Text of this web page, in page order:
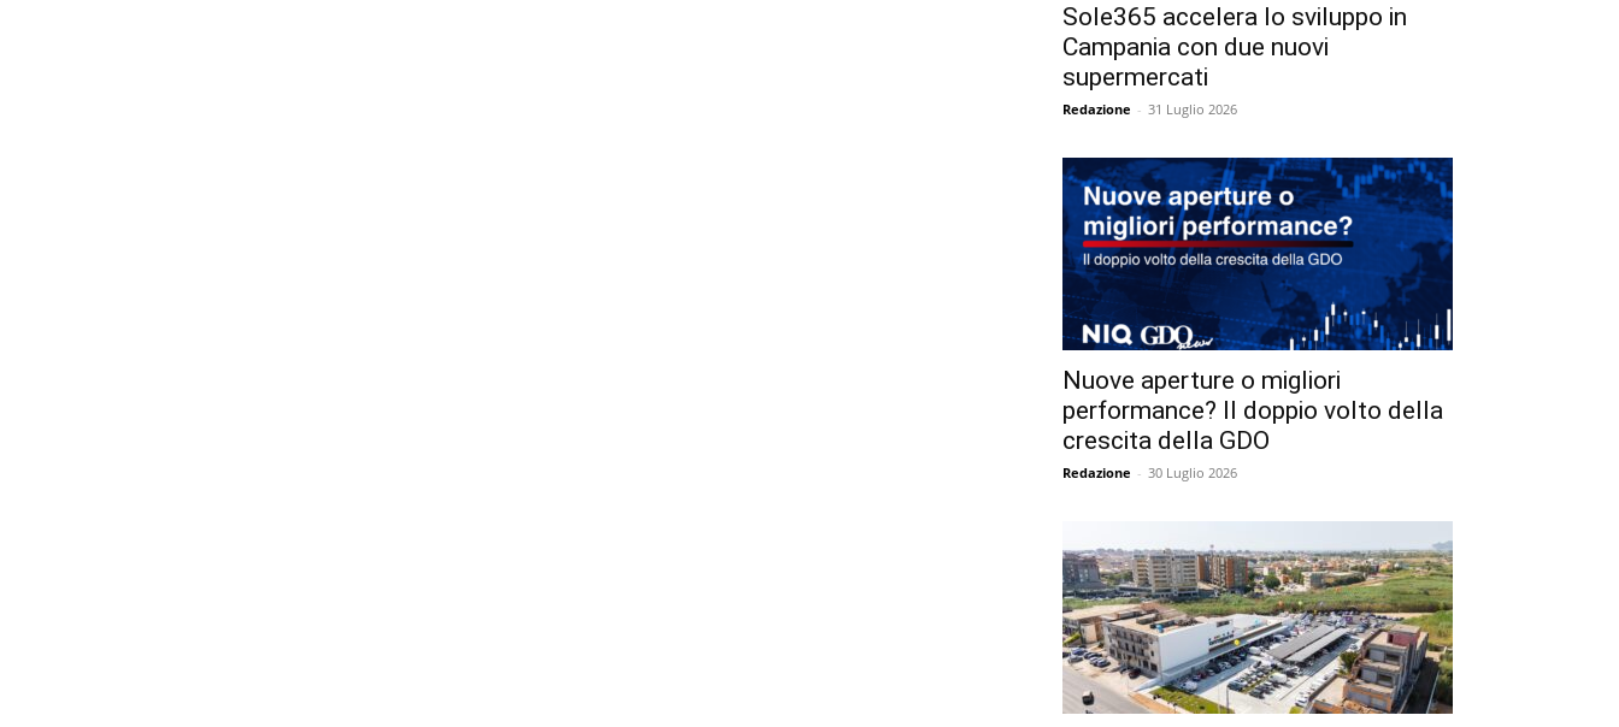
Sole365 accelera lo sviluppo in
Campania con due nuovi
supermercati
Redazione - 31 Luglio 2026
Nuove aperture o migliori
performance? Il doppio volto della
crescita della GDO
Redazione - 30 Luglio 2026